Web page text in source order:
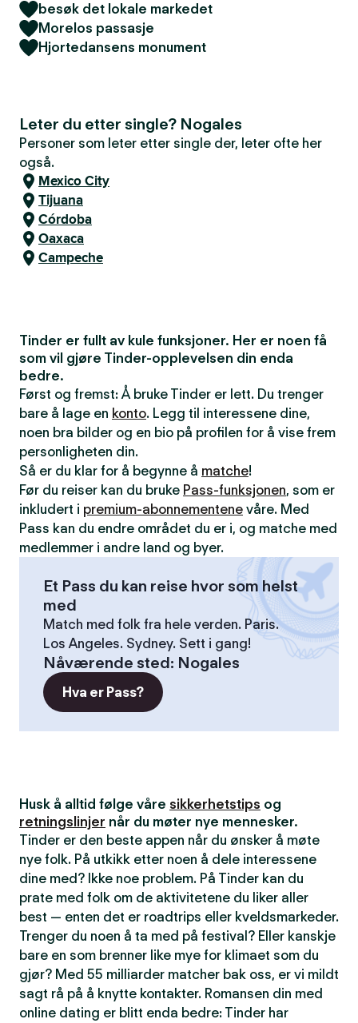
besøk det lokale markedet
Morelos passasje
Hjortedansens monument
Leter du etter single? Nogales
Personer som leter etter single der, leter ofte her
også.
Mexico City
Tijuana
Córdoba
Oaxaca
Campeche
Tinder er fullt av kule funksjoner. Her er noen få
som vil gjøre Tinder-opplevelsen din enda
bedre.
Først og fremst: Å bruke Tinder er lett. Du trenger
bare å lage en konto. Legg til interessene dine,
noen bra bilder og en bio på profilen for å vise frem
personligheten din.
Så er du klar for å begynne å matche!
Før du reiser kan du bruke Pass-funksjonen, som er
inkludert i premium-abonnementene våre. Med
Pass kan du endre området du er i, og matche med
medlemmer i andre land og byer.
Et Pass du kan reise hvor som helst
med
Match med folk fra hele verden. Paris.
Los Angeles. Sydney. Sett i gang!
Nåværende sted: Nogales
Hva er Pass?
Husk å alltid følge våre sikkerhetstips og
retningslinjer når du møter nye mennesker.
Tinder er den beste appen når du ønsker å møte
nye folk. På utkikk etter noen å dele interessene
dine med? Ikke noe problem. På Tinder kan du
prate med folk om de aktivitetene du liker aller
best — enten det er roadtrips eller kveldsmarkeder.
Trenger du noen å ta med på festival? Eller kanskje
bare en som brenner like mye for klimaet som du
gjør? Med 55 milliarder matcher bak oss, er vi mildt
sagt rå på å knytte kontakter. Romansen din med
online dating er blitt enda bedre: Tinder har